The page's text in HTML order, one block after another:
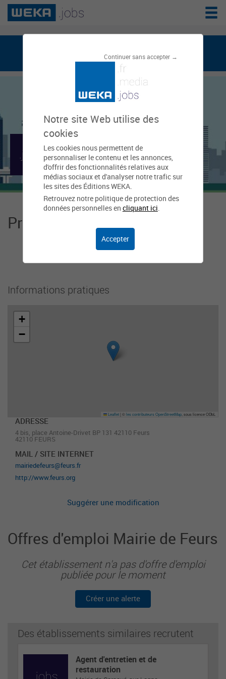
Continuer sans accepter →
Notre site Web utilise des
cookies
Les cookies nous permettent de
personnaliser le contenu et les annonces,
d'offrir des fonctionnalités relatives aux
médias sociaux et d'analyser notre trafic sur
les sites des Éditions WEKA.
Retrouvez notre politique de protection des
données personnelles en cliquant ici.
Accepter
weka.jobs, le réseau de l'emploi public
Mairie de Feurs
Présentation Mairie de Feurs
Cet organisme n'a pas encore ajouté de
Informations pratiques
+
−
Leaflet ©les contributeurs OpenStreetMap , sous licence ODbL
ADRESSE
4 bis, place Antoine-Drivet BP 131 42110 Feurs
42110 FEURS
MAIL / SITE INTERNET
mairiedefeurs@feurs.fr
http://www.feurs.org
Suggérer une modification
Offres d'emploi Mairie de Feurs
Cet établissement n'a pas d'offre d'emploi
publiée pour le moment
Créer une alerte
Des établissements similaires recrutent
Agent d'entretien et de
restauration